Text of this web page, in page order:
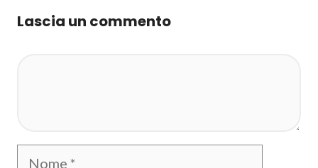
Lascia un commento
Nome